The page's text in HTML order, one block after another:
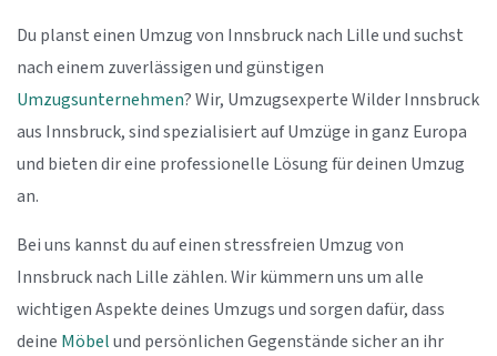
Du planst einen Umzug von Innsbruck nach Lille und suchst
nach einem zuverlässigen und günstigen
Umzugsunternehmen? Wir, Umzugsexperte Wilder Innsbruck
aus Innsbruck, sind spezialisiert auf Umzüge in ganz Europa
und bieten dir eine professionelle Lösung für deinen Umzug
an.
Bei uns kannst du auf einen stressfreien Umzug von
Innsbruck nach Lille zählen. Wir kümmern uns um alle
wichtigen Aspekte deines Umzugs und sorgen dafür, dass
deine Möbelund persönlichen Gegenstände sicher an ihr